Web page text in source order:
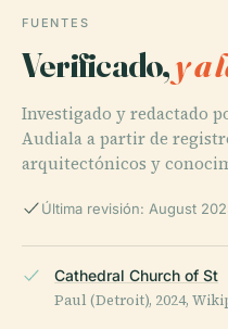
FUENTES
Verificado,y a
Investigado y redactado
Audiala a partir de
arquitectónicos y
Última revisión: August
Cathedral Church of St
Paul (Detroit), 2024,